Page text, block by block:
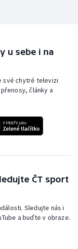
u sebe i na
své chytré televizi
články a
ČT sport
Sledujte nás i
a buďte v obraze.